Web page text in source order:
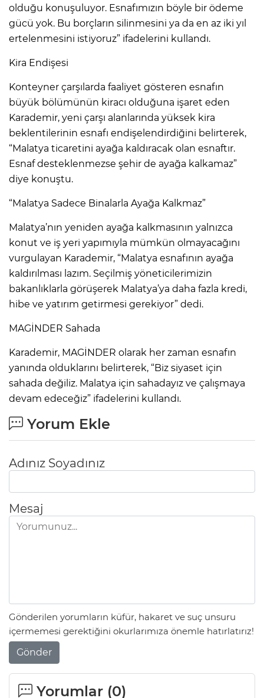
olduğu konuşuluyor. Esnafımızın böyle bir ödeme
gücü yok. Bu borçların silinmesini ya da en az iki yıl
ertelenmesini istiyoruz” ifadelerini kullandı.
Kira Endişesi
Konteyner çarşılarda faaliyet gösteren esnafın
büyük bölümünün kiracı olduğuna işaret eden
Karademir, yeni çarşı alanlarında yüksek kira
beklentilerinin esnafı endişelendirdiğini belirterek,
“Malatya ticaretini ayağa kaldıracak olan esnaftır.
Esnaf desteklenmezse şehir de ayağa kalkamaz”
diye konuştu.
“Malatya Sadece Binalarla Ayağa Kalkmaz”
Malatya’nın yeniden ayağa kalkmasının yalnızca
konut ve iş yeri yapımıyla mümkün olmayacağını
vurgulayan Karademir, “Malatya esnafının ayağa
kaldırılması lazım. Seçilmiş yöneticilerimizin
bakanlıklarla görüşerek Malatya’ya daha fazla kredi,
hibe ve yatırım getirmesi gerekiyor” dedi.
MAGİNDER Sahada
Karademir, MAGİNDER olarak her zaman esnafın
yanında olduklarını belirterek, “Biz siyaset için
sahada değiliz. Malatya için sahadayız ve çalışmaya
devam edeceğiz” ifadelerini kullandı.
Yorum Ekle
Adınız Soyadınız
Mesaj
Gönderilen yorumların küfür, hakaret ve suç unsuru
içermemesi gerektiğini okurlarımıza önemle hatırlatırız!
Gönder
Yorumlar (0)